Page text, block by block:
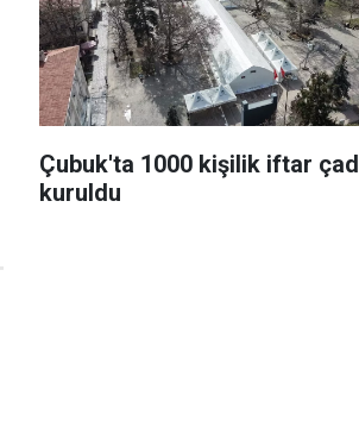
Çubuk'ta 1000 kişilik iftar
kuruldu